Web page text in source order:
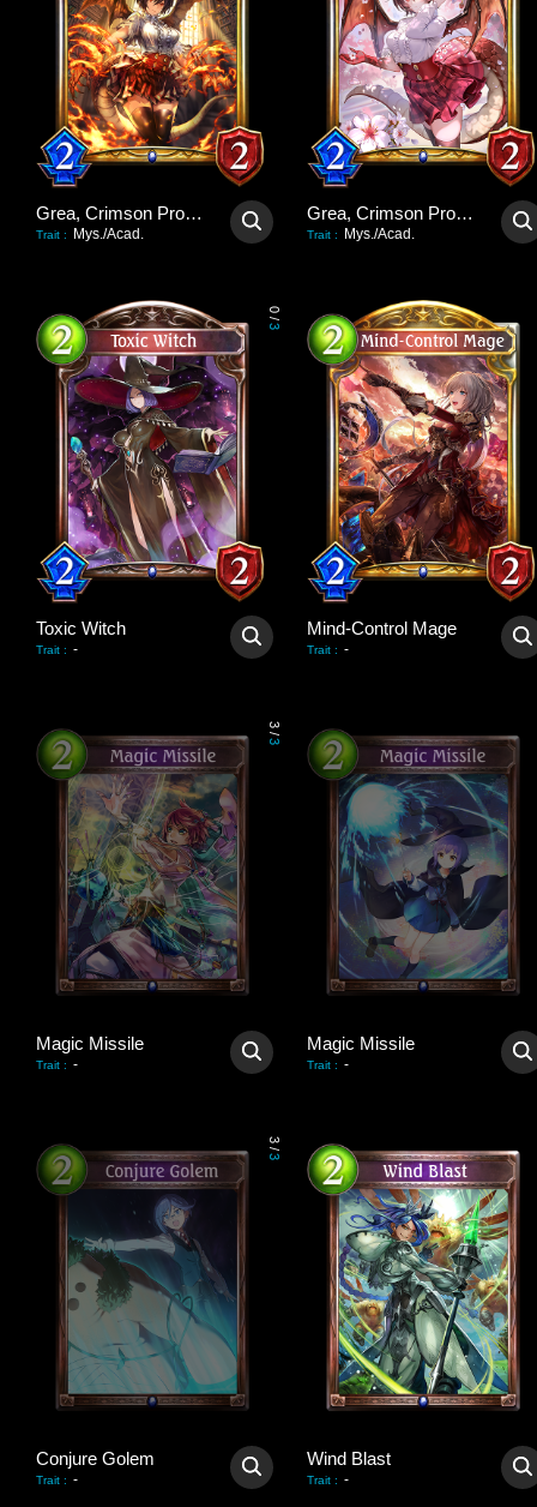
Grea, Crimson Promise
Trait : Mys./Acad.
Grea, Crimson Promise
Trait : Mys./Acad.
0
/
3
Toxic Witch
Trait : -
Mind-Control Mage
Trait : -
3
/
3
Magic Missile
Trait : -
Magic Missile
Trait : -
3
/
3
Conjure Golem
Trait : -
Wind Blast
Trait : -